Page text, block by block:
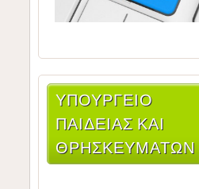
ΥΠΟΥΡΓΕΊΟ
ΠΑΙΔΕΊΑΣ ΚΑΙ
ΘΡΗΣΚΕΥΜΆΤΩΝ